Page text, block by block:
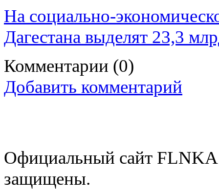
На социально-
Дагестана выделят 23,3
Комментарии (0)
Добавить комментарий
Официальный сайт
защищены.